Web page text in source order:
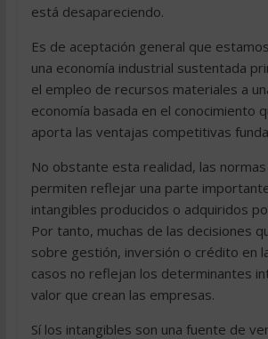
está desapareciendo.
Es de aceptación general que
una economía industrial sustentada
el empleo de recursos materiales a
economía basada en el conocimiento
aporta las ventajas competitivas
No obstante esta realidad, las
permiten reflejar una parte
intangibles producidos o adquiridos
Por tanto, muchas de las decisiones
sobre gestión, inversión o crédito en
casos no reflejan los determinantes
valor que crean las empresas.
Sí los intangibles son una fuente de